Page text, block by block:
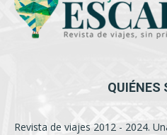
QUIÉNES
Revista de viajes 2012 - 2024.